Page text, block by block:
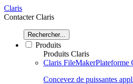
Claris
Contacter Claris
Rechercher...
Produits
Produits Claris
Claris FileMakerPlateforme
Concevez de puissantes